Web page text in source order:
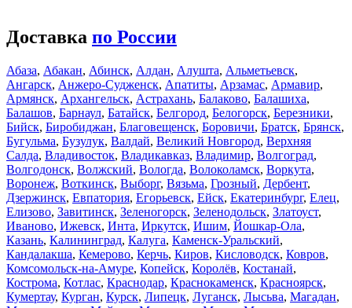
Доставка по России
Абаза, Абакан, Абинск, Алдан, Алушта, Альметьевск,
Ангарск, Анжеро-Судженск, Апатиты, Арзамас, Армавир,
Армянск, Архангельск, Астрахань, Балаково, Балашиха,
Балашов, Барнаул, Батайск, Белгород, Белогорск, Березники,
Бийск, Биробиджан, Благовещенск, Боровичи, Братск, Брянск,
Бугульма, Бузулук, Валдай, Великий Новгород, Верхняя
Салда, Владивосток, Владикавказ, Владимир, Волгоград,
Волгодонск, Волжский, Вологда, Волоколамск, Воркута,
Воронеж, Воткинск, Выборг, Вязьма, Грозный, Дербент,
Дзержинск, Евпатория, Егорьевск, Ейск, Екатеринбург, Елец,
Елизово, Завитинск, Зеленогорск, Зеленодольск, Златоуст,
Иваново, Ижевск, Инта, Иркутск, Ишим, Йошкар-Ола,
Казань, Калининград, Калуга, Каменск-Уральский,
Кандалакша, Кемерово, Керчь, Киров, Кисловодск, Ковров,
Комсомольск-на-Амуре, Копейск, Королёв, Костанай,
Кострома, Котлас, Краснодар, Краснокаменск, Красноярск,
Кумертау, Курган, Курск, Липецк, Луганск, Лысьва, Магадан,